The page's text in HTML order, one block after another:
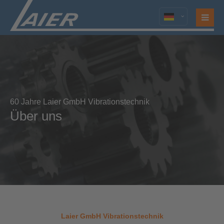
Login
Support
60 Jahre Laier GmbH Vibrationstechnik
Über uns
Laier GmbH Vibrationstechnik